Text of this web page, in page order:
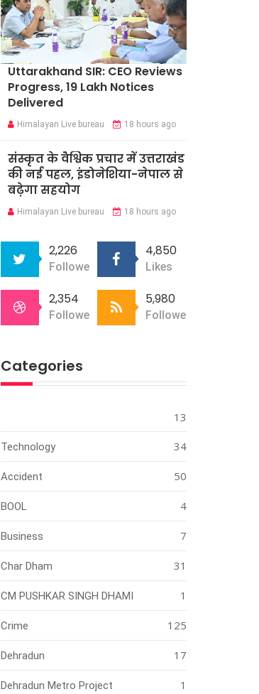
Uttarakhand SIR: CEO Reviews
Progress, 19 Lakh Notices
Delivered
Himalayan Live bureau 18 hours ago
संस्कृत के वैश्विक प्रचार में उत्तराखंड
की नई पहल, इंडोनेशिया-नेपाल से
बढ़ेगा सहयोग
Himalayan Live bureau 18 hours ago
2,226
Followers
4,850
Likes
2,354
Followers
5,980
Followers
Categories
13
Technology 34
Accident 50
BOOL 4
Business 7
Char Dham 31
CM PUSHKAR SINGH DHAMI 1
Crime 125
Dehradun 17
Dehradun Metro Project 1